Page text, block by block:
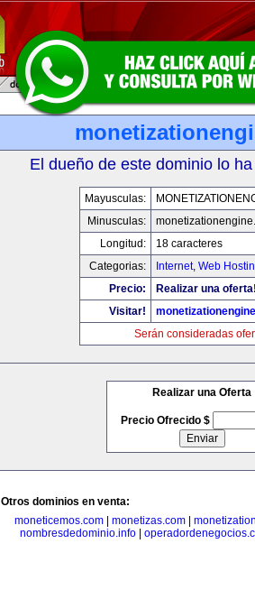
El dueño de este dominio lo
Mayusculas:
Minusculas:
Longitud:
18 caracteres
Categorias:
Internet, Web
Precio:
Realizar una
Visitar!
Serán consideradas
Realizar una Oferta
Precio Ofrecido $
Otros dominios en venta:
moneticemos.com
monetizas.com
nombresdedominio.info|